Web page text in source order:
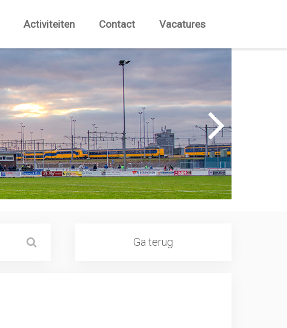
Activiteiten Contact Vacatures
Ga terug